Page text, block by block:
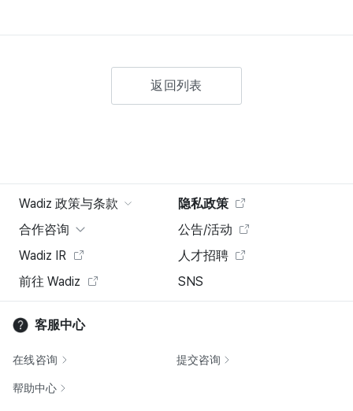
返回列表
Wadiz 政策与条款
隐私政策
合作咨询
公告/活动
Wadiz IR
人才招聘
前往 Wadiz
SNS
客服中心
在线咨询 提交咨询
帮助中心